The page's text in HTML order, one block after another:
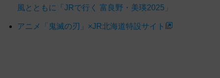
風とともに「JRで行く 富良野・美瑛2025」
アニメ「鬼滅の刃」×JR北海道特設サイト